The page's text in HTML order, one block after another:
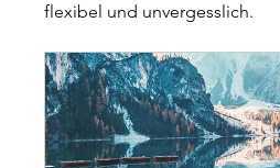
flexibel und unvergesslich.